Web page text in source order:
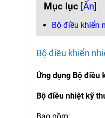
Mục lục [Ẩn]
Bộ điều khiển
Bộ điều khiển
Ứng dụng Bộ điều
Bộ điều nhiệt kỹ